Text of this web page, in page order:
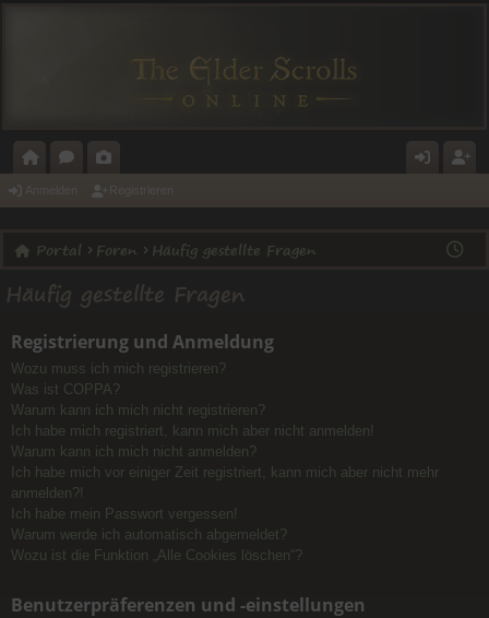
O
T
A
E
N
A
E
RI
ST
Anmelden Registrieren
Portal Foren Häufig gestellte Fragen
Häufig gestellte Fragen
Registrierung und Anmeldung
Wozu muss ich mich registrieren?
Was ist COPPA?
Warum kann ich mich nicht registrieren?
Ich habe mich registriert, kann mich aber nicht anmelden!
Warum kann ich mich nicht anmelden?
Ich habe mich vor einiger Zeit registriert, kann mich aber nicht mehr
anmelden?!
Ich habe mein Passwort vergessen!
Warum werde ich automatisch abgemeldet?
Wozu ist die Funktion „Alle Cookies löschen“?
Benutzerpräferenzen und -einstellungen